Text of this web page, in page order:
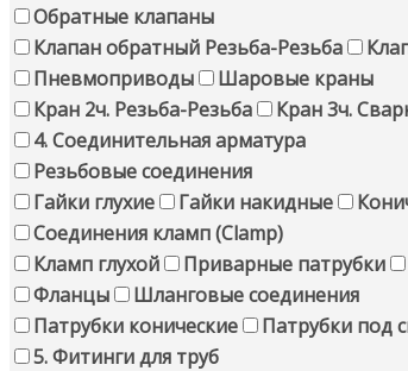
Обратные клапаны
Клапан обратный Резьба-Резьба
Пневмоприводы
Шаровые краны
Кран 2ч. Резьба-Резьба
Кран 3ч.
4. Соединительная арматура
Резьбовые соединения
Гайки глухие
Гайки накидные
Соединения кламп (Clamp)
Кламп глухой
Приварные патрубки
Фланцы
Шланговые соединения
Патрубки конические
Патрубки под
5. Фитинги для труб